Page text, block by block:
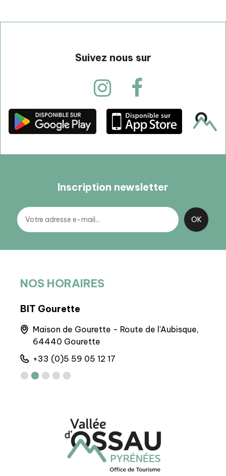
Suivez nous sur
Inscription newsletter
NOS HORAIRES
BIT Gourette
Maison de Gourette - Route de l'Aubisque,
64440 Gourette
+33 (0)5 59 05 12 17